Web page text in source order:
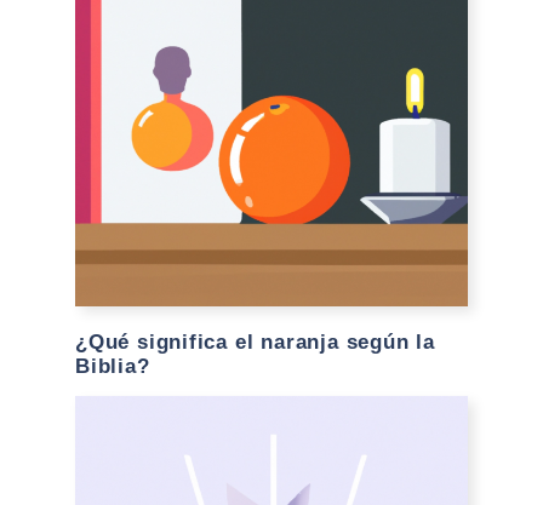
¿Qué significa el naranja según la
Biblia?